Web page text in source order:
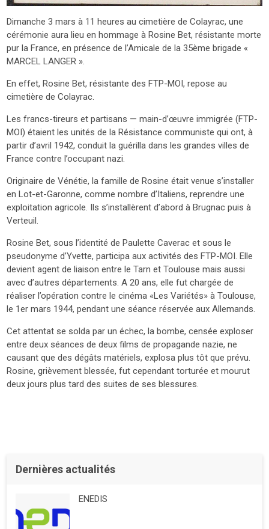
Dimanche 3 mars à 11 heures au cimetière de Colayrac, une
cérémonie aura lieu en hommage à Rosine Bet, résistante morte
pur la France, en présence de l’Amicale de la 35ème brigade «
MARCEL LANGER ».
En effet, Rosine Bet, résistante des FTP-MOI, repose au
cimetière de Colayrac.
Les francs-tireurs et partisans — main-d’œuvre immigrée (FTP-
MOI) étaient les unités de la Résistance communiste qui ont, à
partir d’avril 1942, conduit la guérilla dans les grandes villes de
France contre l’occupant nazi.
Originaire de Vénétie, la famille de Rosine était venue s’installer
en Lot-et-Garonne, comme nombre d’Italiens, reprendre une
exploitation agricole. Ils s’installèrent d’abord à Brugnac puis à
Verteuil.
Rosine Bet, sous l’identité de Paulette Caverac et sous le
pseudonyme d’Yvette, participa aux activités des FTP-MOI. Elle
devient agent de liaison entre le Tarn et Toulouse mais aussi
avec d’autres départements. A 20 ans, elle fut chargée de
réaliser l’opération contre le cinéma «Les Variétés» à Toulouse,
le 1er mars 1944, pendant une séance réservée aux Allemands.
Cet attentat se solda par un échec, la bombe, censée exploser
entre deux séances de deux films de propagande nazie, ne
causant que des dégâts matériels, explosa plus tôt que prévu.
Rosine, grièvement blessée, fut cependant torturée et mourut
deux jours plus tard des suites de ses blessures.
Dernières actualités
ENEDIS